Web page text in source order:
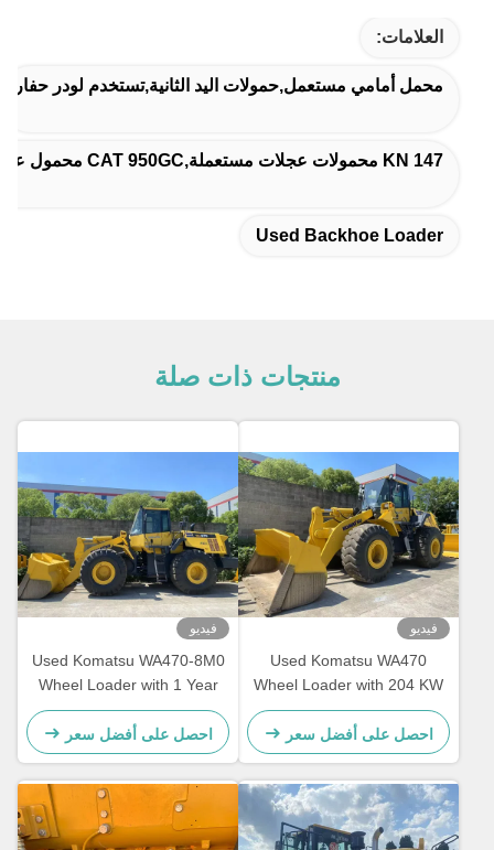
العلامات:
محمل أمامي مستعمل,حمولات اليد الثانية,تستخدم لودر حفار
147 KN محمولات عجلات مستعملة,CAT 950GC محمول عجلات مستعمل,5 طن حمولة محمول عجلات مستعملة
Used Backhoe Loader
منتجات ذات صلة
فيديو
Used Komatsu WA470
Wheel Loader with 204 KW
Engine 1 Year Warranty for
Earthmoving Machinery
احصل على أفضل سعر
فيديو
Used Komatsu WA470-8M0
Wheel Loader with 1 Year
Warranty and 3.60 - 5.20 m³
Bucket Capacity
احصل على أفضل سعر